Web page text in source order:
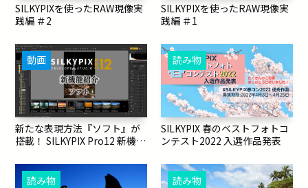
SILKYPIXを使ったRAW現像実
践編 ＃2
SILKYPIXを使ったRAW現像実
践編 ＃1
動画
新たな表現方法『ソフト』が
搭載！ SILKYPIX Pro12 新機能
読み物
SILKYPIX 春のベストフォトコ
ンテスト2022 入選作品発表
読み物 読み物